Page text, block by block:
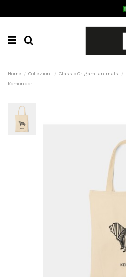
Home Collezioni Classic Origami animals
Komondor